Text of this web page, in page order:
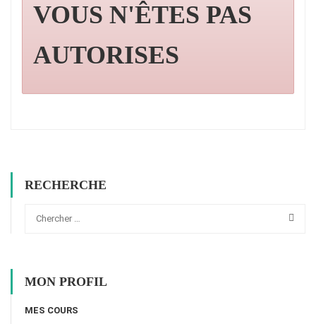
VOUS N'ÊTES PAS
AUTORISES
RECHERCHE
MON PROFIL
MES COURS